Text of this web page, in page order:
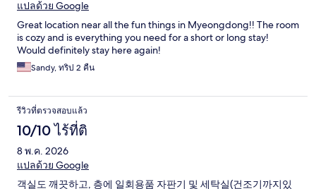
แปลด้วย Google
Great location near all the fun things in Myeongdong!! The room
is cozy and is everything you need for a short or long stay!
Would definitely stay here again!
Sandy, ทริป 2 คืน
รีวิวที่ตรวจสอบแล้ว
10/10 ไร้ที่ติ
8 พ.ค. 2026
แปลด้วย Google
객실도 깨끗하고, 층에 일회용품 자판기 및 세탁실(건조기까지있